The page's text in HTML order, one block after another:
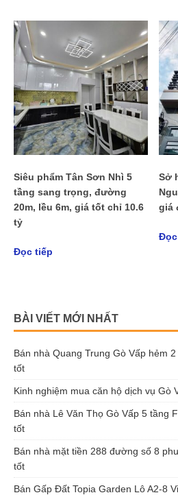
Siêu phẩm Tân Sơn Nhì 5
tầng sang trọng, đường
20m, lều 6m, giá tốt chỉ 10.6
tỷ
Đọc tiếp
Sở
giá
BÀI VIẾT MỚI NHẤT
Bán nhà Quang Trung Gò Vấp hẻm
tốt
Kinh nghiệm mua căn hộ dịch vụ Gò
Bán nhà Lê Văn Thọ Gò Vấp 5 tầng
tốt
Bán nhà mặt tiền 288 đường số 8
tốt
Bán Gấp Đất Topia Garden Lô A2-8